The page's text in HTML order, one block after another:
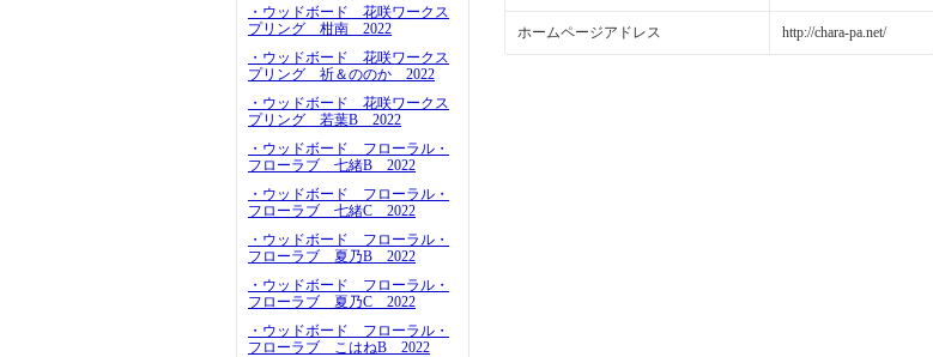
・ウッドボード 花咲ワークス
プリング 柑南 2022
・ウッドボード 花咲ワークス
プリング 祈＆ののか 2022
・ウッドボード 花咲ワークス
プリング 若葉B 2022
・ウッドボード フローラル・
フローラブ 七緒B 2022
・ウッドボード フローラル・
フローラブ 七緒C 2022
・ウッドボード フローラル・
フローラブ 夏乃B 2022
・ウッドボード フローラル・
フローラブ 夏乃C 2022
・ウッドボード フローラル・
フローラブ こはねB 2022
ホームページアドレス http://chara-pa.net/